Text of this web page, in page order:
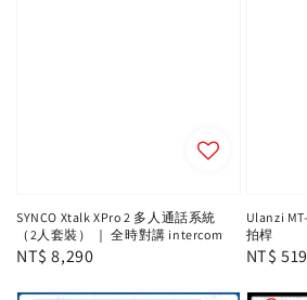
SYNCO Xtalk XPro 2 多人通話系統
（2人套裝） ｜ 全時對講 intercom
Regular
NT$ 8,290
Ulanzi
拍桿
Regular
NT$ 519